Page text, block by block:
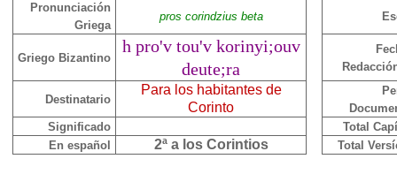
Pronunciación
Griega
pros corindzius beta
Griego Bizantino
h pro'v tou'v korinyi;ouv
deute;ra
Destinatario
Para los habitantes de
Corinto
Significado
Total
En español
2ª a los Corintios Total